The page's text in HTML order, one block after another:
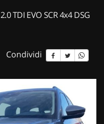
2.0 TDI EVO SCR 4x4 DSG
Condividi